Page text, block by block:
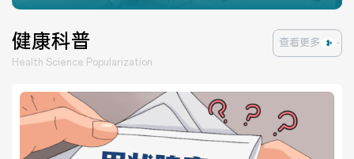
健康科普
Health Science Popularization
查看更多